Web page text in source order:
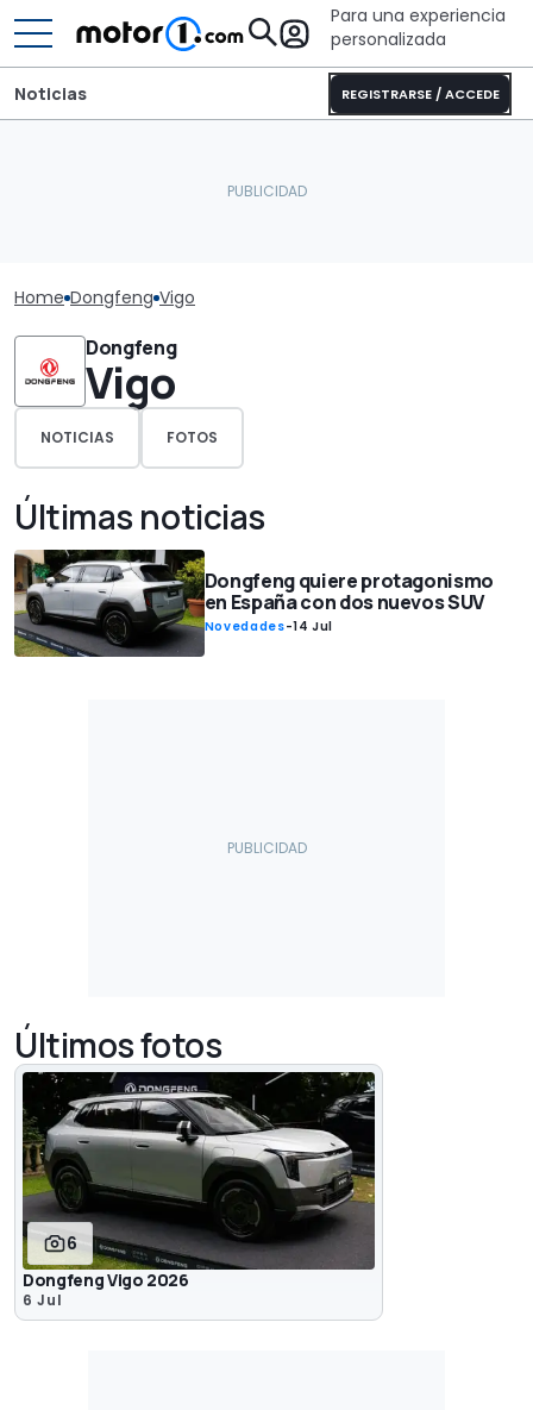
Para una experiencia
personalizada
REGISTRARSE / ACCEDE
Noticias
Home Dongfeng Vigo
Dongfeng
Vigo
NOTICIAS FOTOS
Últimas noticias
Dongfeng quiere protagonismo
en España con dos nuevos SUV
Novedades-14 Jul
Últimos fotos
6
Dongfeng Vigo 2026
6 Jul